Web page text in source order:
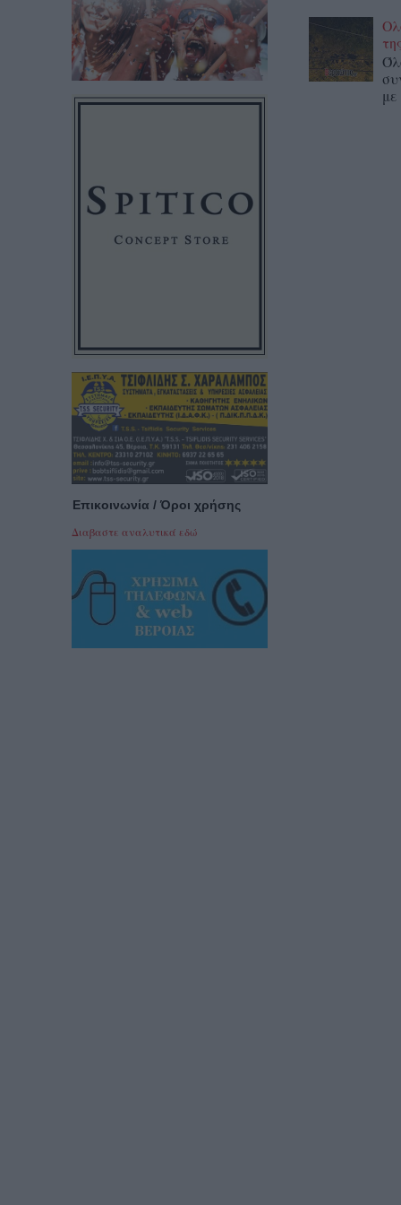
με
Επικοινωνία / Όροι χρήσης
Διαβαστε αναλυτικά εδώ